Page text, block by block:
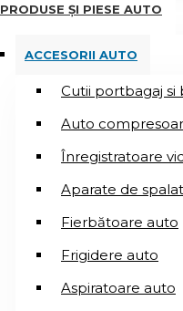
PRODUSE ȘI PIESE AUTO
ACCESORII AUTO
Cutii portbagaj si
Auto
Înregistratoare
Aparate de
Fierbătoare auto
Frigidere auto
Aspiratoare auto